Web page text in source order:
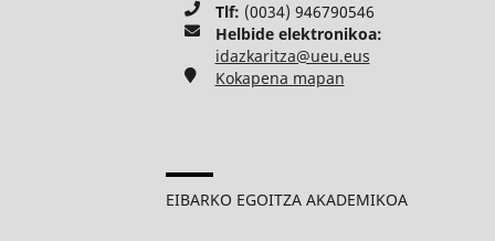
Tlf: (0034) 946790546
Helbide elektronikoa:
idazkaritza@ueu.eus
Kokapena mapan
EIBARKO EGOITZA AKADEMIKOA